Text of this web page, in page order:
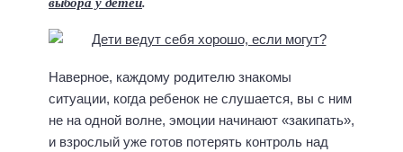
Наверное, каждому родителю знакомы
ситуации, когда ребенок не слушается, вы с ним
не на одной волне, эмоции начинают «закипать»,
и взрослый уже готов потерять контроль над